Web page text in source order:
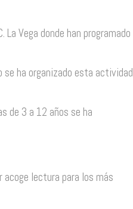
Vega donde han programado
ha organizado esta actividad
de 3 a 12 años se ha
lectura para los más